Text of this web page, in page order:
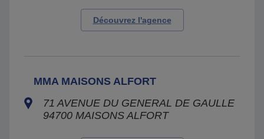
Découvrez l'agence
MMA MAISONS ALFORT
71 AVENUE DU GENERAL DE GAULLE
94700 MAISONS ALFORT